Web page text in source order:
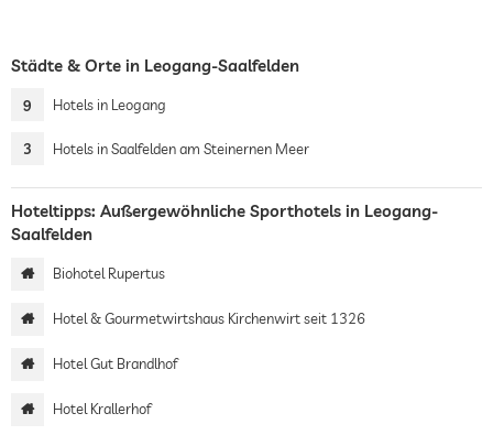
Städte & Orte in Leogang-Saalfelden
9 Hotels in Leogang
3 Hotels in Saalfelden am Steinernen Meer
Hoteltipps: Außergewöhnliche Sporthotels in Leogang-
Saalfelden
Biohotel Rupertus
Hotel & Gourmetwirtshaus Kirchenwirt seit 1326
Hotel Gut Brandlhof
Hotel Krallerhof